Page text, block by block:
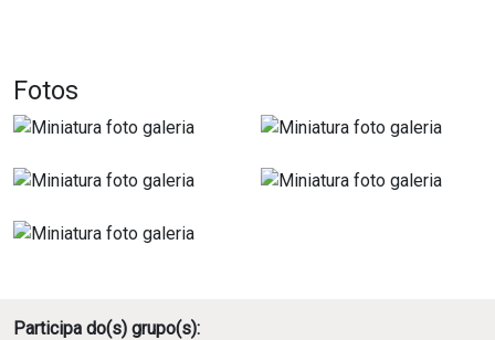
Fotos
Participa do(s) grupo(s):